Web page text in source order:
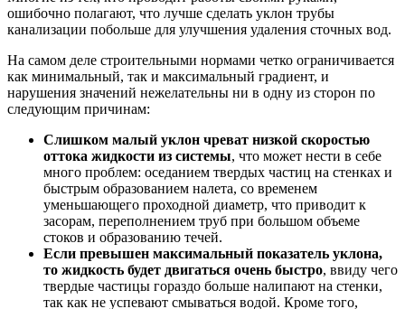
ошибочно полагают, что лучше сделать уклон трубы
канализации побольше для улучшения удаления сточных вод.
На самом деле строительными нормами четко ограничивается
как минимальный, так и максимальный градиент, и
нарушения значений нежелательны ни в одну из сторон по
следующим причинам:
Слишком малый уклон чреват низкой скоростью
оттока жидкости из системы, что может нести в себе
много проблем: оседанием твердых частиц на стенках и
быстрым образованием налета, со временем
уменьшающего проходной диаметр, что приводит к
засорам, переполнением труб при большом объеме
стоков и образованию течей.
Если превышен максимальный показатель уклона,
то жидкость будет двигаться очень быстро, ввиду чего
твердые частицы гораздо больше налипают на стенки,
так как не успевают смываться водой. Кроме того,